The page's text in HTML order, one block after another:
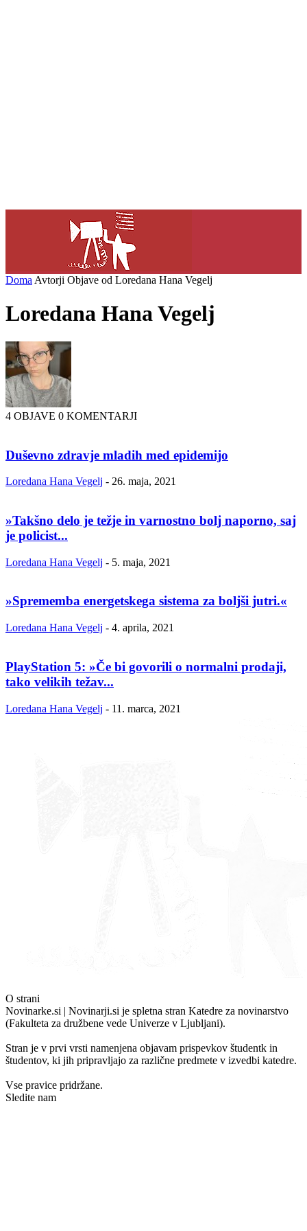
Doma Avtorji Objave od Loredana Hana Vegelj
Loredana Hana Vegelj
4 OBJAVE 0 KOMENTARJI
Duševno zdravje mladih med epidemijo
Loredana Hana Vegelj - 26. maja, 2021
»Takšno delo je težje in varnostno bolj naporno, saj
je policist...
Loredana Hana Vegelj - 5. maja, 2021
»Sprememba energetskega sistema za boljši jutri.«
Loredana Hana Vegelj - 4. aprila, 2021
PlayStation 5: »Če bi govorili o normalni prodaji,
tako velikih težav...
Loredana Hana Vegelj - 11. marca, 2021
O strani
Novinarke.si | Novinarji.si je spletna stran Katedre za novinarstvo
(Fakulteta za družbene vede Univerze v Ljubljani).
Stran je v prvi vrsti namenjena objavam prispevkov študentk in
študentov, ki jih pripravljajo za različne predmete v izvedbi katedre.
Vse pravice pridržane.
Sledite nam